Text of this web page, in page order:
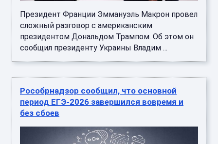
Президент Франции Эммануэль Макрон провел
сложный разговор с американским
президентом Дональдом Трампом. Об этом он
сообщил президенту Украины Владим ...
Рособрнадзор сообщил, что основной
период ЕГЭ-2026 завершился вовремя и
без сбоев